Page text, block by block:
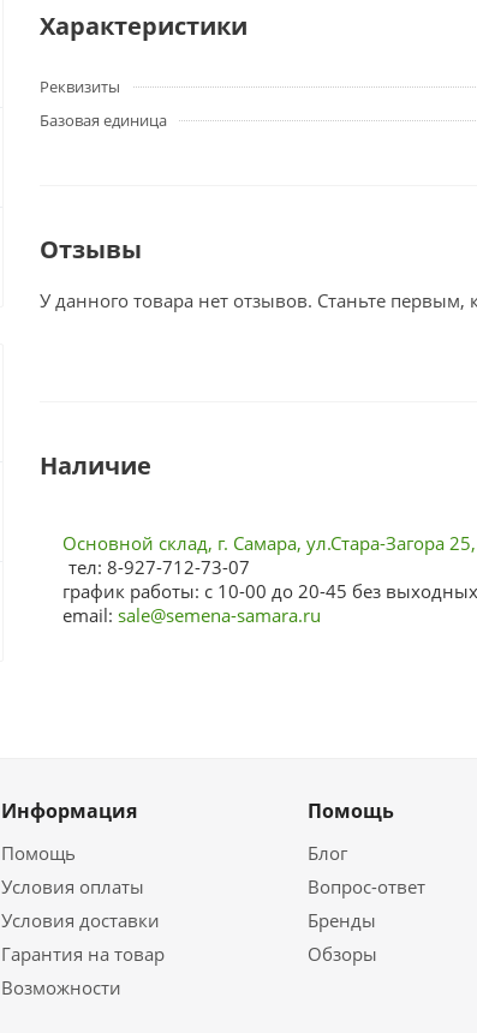
Характеристики
Реквизиты
Базовая единица
Отзывы
У данного товара нет отзывов. Станьте первым,
Наличие
Основной склад, г. Самара, ул.Стара-Загора
тел: 8-927-712-73-07
график работы: с 10-00 до 20-45 без выходных
email: sale@semena-samara.ru
Информация
Помощь
Условия оплаты
Условия доставки
Гарантия на товар
Возможности
Помощь
Блог
Вопрос-ответ
Бренды
Обзоры